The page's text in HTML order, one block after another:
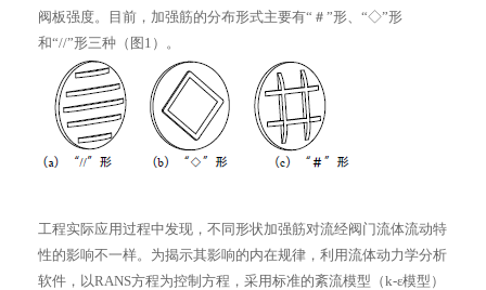
阀板强度。目前，加强筋的分布形式主要有“＃”形、“◇”形
和“//”形三种（图1）。
工程实际应用过程中发现，不同形状加强筋对流经阀门流体流动特
性的影响不一样。为揭示其影响的内在规律，利用流体动力学分析
软件，以RANS方程为控制方程，采用标准的紊流模型（k-ε模型）